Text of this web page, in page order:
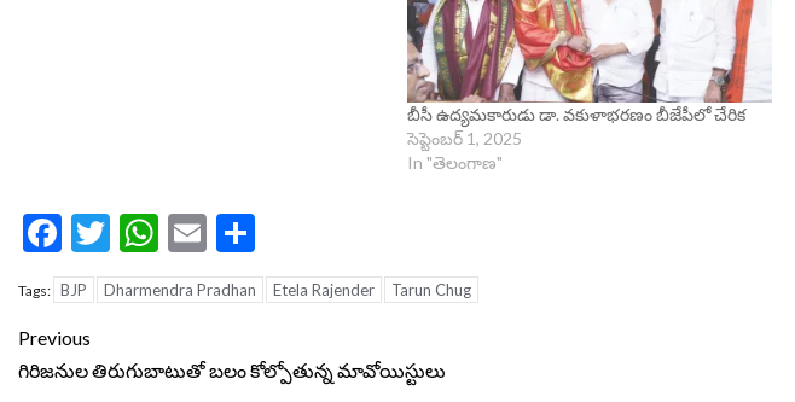
బీసీ ఉద్యమకారుడు డా. వకుళాభరణం బీజేపీలో చేరిక
సెప్టెంబర్ 1, 2025
In "తెలంగాణ"
Facebook
Twitter
WhatsApp
Email
Tags: BJP Dharmendra Pradhan Etela Rajender Tarun Chug
Continue
Reading
Previous
గిరిజనుల తిరుగుబాటుతో బలం కోల్పోతున్న మావోయిస్టులు